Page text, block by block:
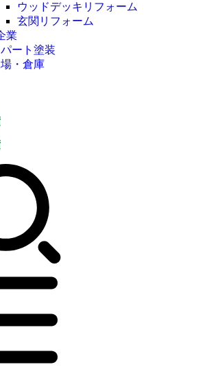
ウッドデッキリフォーム
玄関リフォーム
業
ート塗装
・倉庫